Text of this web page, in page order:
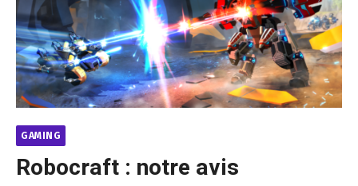
GAMING
Robocraft : notre avis